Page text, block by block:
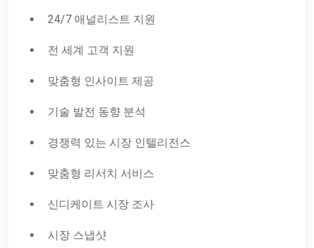
24/7 애널리스트 지원
전 세계 고객 지원
맞춤형 인사이트 제공
기술 발전 동향 분석
경쟁력 있는 시장 인텔리전스
맞춤형 리서치 서비스
신디케이트 시장 조사
시장 스냅샷